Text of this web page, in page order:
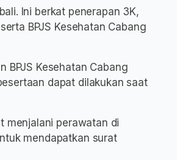
Ini berkat penerapan 3K,
BPJS Kesehatan Cabang
BPJS Kesehatan Cabang
dapat dilakukan saat
menjalani perawatan di
mendapatkan surat